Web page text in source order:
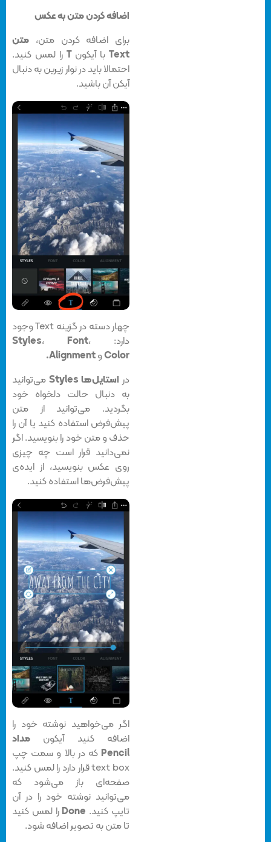
اضافه کردن متن به عکس
برای اضافه کردن متن،متن
Text با آیکونT را لمس کنید.
احتمالا باید در نوار زیرین به دنبال
آیکن آن باشید.
چهار دسته در گزینه Text وجود
دارد:
Styles ،Font
ColorوAlignment.
استایل‌هاStylesمی‌توانید
به دنبال حالت دلخواه خود
بگردید. می‌توانید از متن
پیش‌فرض استفاده کنید یا آن را
حذف و متن خود را بنویسید. اگر
نمی‌دانید قرار است چه چیزی
روی عکس‌ بنویسید، از ایده‌ی
پیش‌فرض‌ها استفاده کنید.
اگر می‌خواهید نوشته خود را
اضافه کنید آیکونمداد
Pencil که در بالا و سمت چپ
text box قرار دارد را لمس کنید.
صفحه‌ای باز می‌شود که
می‌توانید نوشته خود را در آن
تایپ کنید.Done را لمس کنید
تا متن به تصویر اضافه شود.